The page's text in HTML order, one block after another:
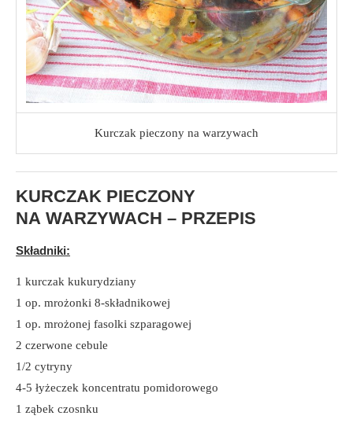
Kurczak pieczony na warzywach
KURCZAK PIECZONY
NA WARZYWACH – PRZEPIS
Składniki:
1 kurczak kukurydziany
1 op. mrożonki 8-składnikowej
1 op. mrożonej fasolki szparagowej
2 czerwone cebule
1/2 cytryny
4-5 łyżeczek koncentratu pomidorowego
1 ząbek czosnku